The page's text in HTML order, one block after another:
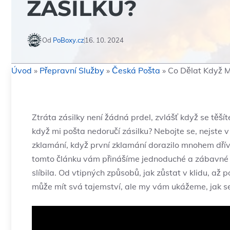
ZÁSILKU?
Od PoBoxy.cz 16. 10. 2024
Úvod » Přepravní Služby » Česká Pošta » Co Dělat Když
Ztráta zásilky není žádná prdel, zvlášť když se
když mi pošta nedoručí zásilku? Nebojte se, nejste
zklamání, když první zklamání dorazilo mnohem
tomto článku vám přinášíme jednoduché a
slíbila. Od vtipných způsobů, jak zůstat v klidu, až
může mít svá tajemství, ale my vám ukážeme, jak